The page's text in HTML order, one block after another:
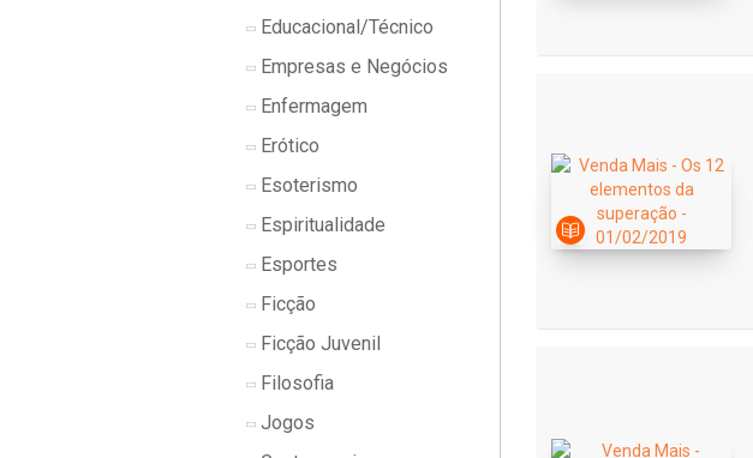
Educacional/Técnico
Empresas e Negócios
Enfermagem
Erótico
Esoterismo
Espiritualidade
Esportes
Ficção
Ficção Juvenil
Filosofia
Jogos